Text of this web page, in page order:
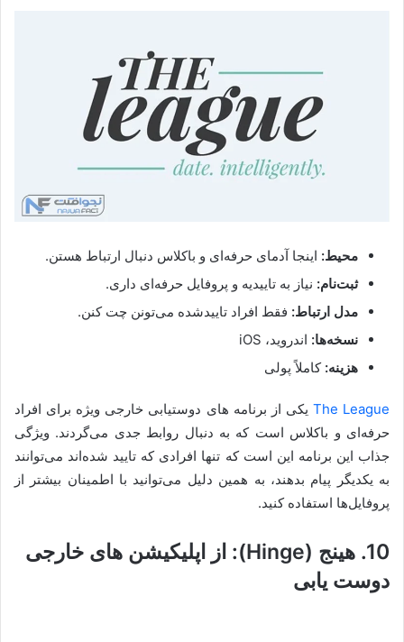
محیط: اینجا آدمای حرفه‌ای و باکلاس دنبال ارتباط هستن.
ثبت‌نام: نیاز به تاییدیه و پروفایل حرفه‌ای داری.
مدل ارتباط: فقط افراد تاییدشده می‌تونن چت کنن.
نسخه‌ها: اندروید، iOS
هزینه: کاملاً پولی
The League یکی از برنامه های دوستیابی خارجی ویژه برای افراد
حرفه‌ای و باکلاس است که به دنبال روابط جدی می‌گردند. ویژگی
جذاب این برنامه این است که تنها افرادی که تایید شده‌اند می‌توانند
به یکدیگر پیام بدهند، به همین دلیل می‌توانید با اطمینان بیشتر از
پروفایل‌ها استفاده کنید.
10. هینج (Hinge): از اپلیکیشن های خارجی
دوست یابی